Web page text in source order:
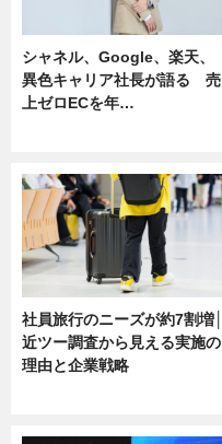
シャネル、Google、楽天、
異色キャリア社長が語る 売
上ゼロECを年…
社員旅行のニーズが約7割増│
近ツー調査から見える実施の
理由と企業戦略